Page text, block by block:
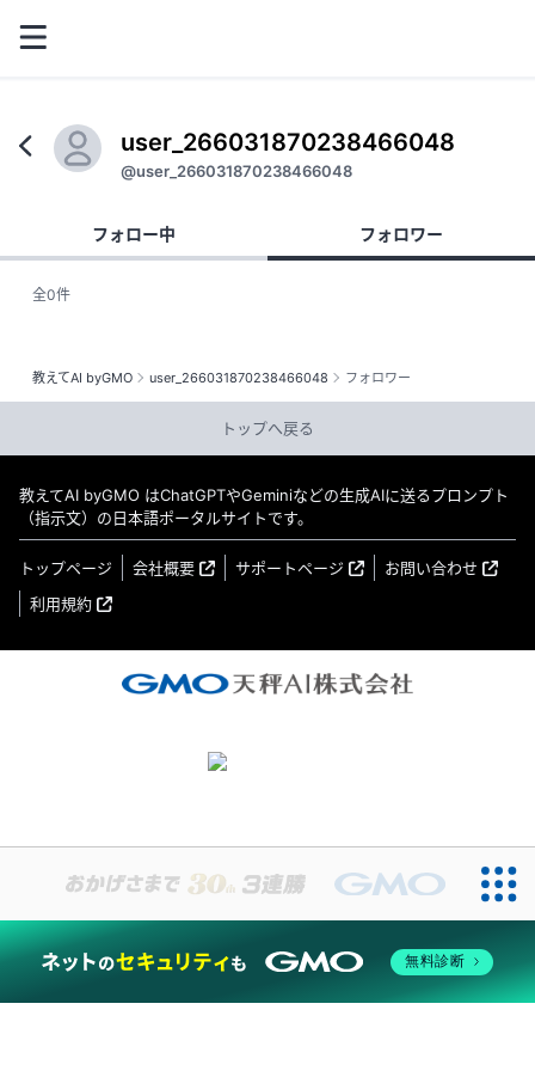
user_266031870238466048
@user_266031870238466048
フォロー中 フォロワー
全0件
教えてAI byGMO user_266031870238466048 フォロワー
トップへ戻る
教えてAI byGMO はChatGPTやGeminiなどの生成AIに送るプロンプト
（指示文）の日本語ポータルサイトです。
トップページ 会社概要 サポートページ
お問い合わせ
利用規約
無料診断